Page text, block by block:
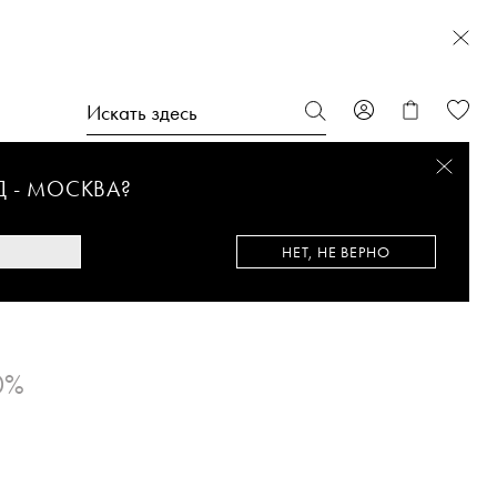
- МОСКВА?
НЕТ, НЕ ВЕРНО
MEN